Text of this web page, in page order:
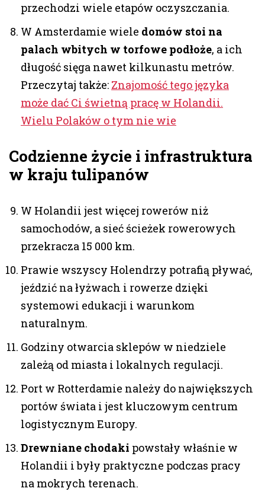
przechodzi wiele etapów oczyszczania.
W Amsterdamie wiele domów stoi na
palach wbitych w torfowe podłoże, a ich
długość sięga nawet kilkunastu metrów.
Przeczytaj także: Znajomość tego języka
może dać Ci świetną pracę w Holandii.
Wielu Polaków o tym nie wie
Codzienne życie i infrastruktura
w kraju tulipanów
W Holandii jest więcej rowerów niż
samochodów, a sieć ścieżek rowerowych
przekracza 15 000 km.
Prawie wszyscy Holendrzy potrafią pływać,
jeździć na łyżwach i rowerze dzięki
systemowi edukacji i warunkom
naturalnym.
Godziny otwarcia sklepów w niedziele
zależą od miasta i lokalnych regulacji.
Port w Rotterdamie należy do największych
portów świata i jest kluczowym centrum
logistycznym Europy.
Drewniane chodaki powstały właśnie w
Holandii i były praktyczne podczas pracy
na mokrych terenach.